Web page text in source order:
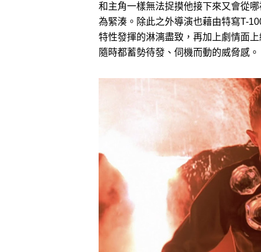
和主角一樣無法捉摸他接下來又會從
為緊湊。除此之外導演也藉由特寫T-
特性發揮的淋漓盡致，再加上劇情面
隨時都蓄勢待發、伺機而動的威脅感。